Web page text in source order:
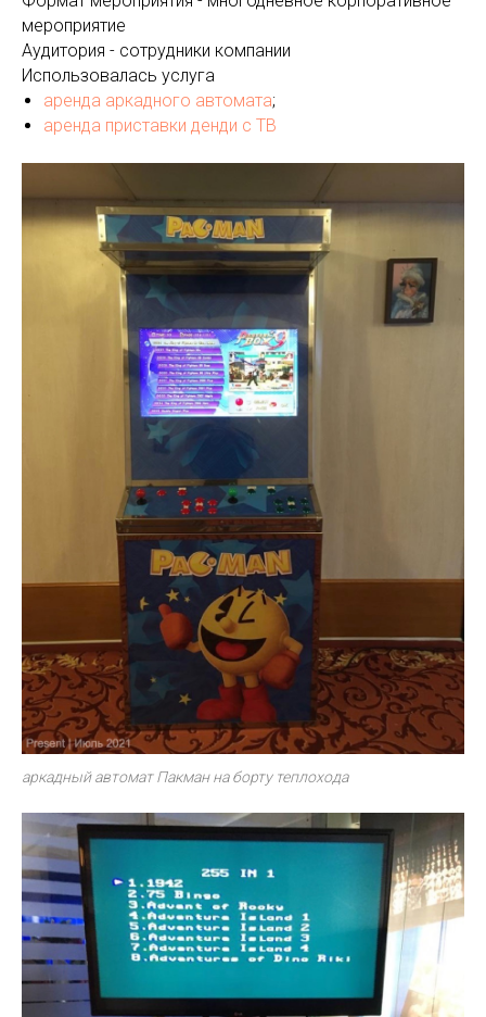
мероприятие
Аудитория - сотрудники компании
Использовалась услуга
аренда аркадного автомата;
аренда приставки денди с ТВ
аркадный автомат Пакман на борту теплохода